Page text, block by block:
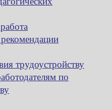
трудоустройству
по